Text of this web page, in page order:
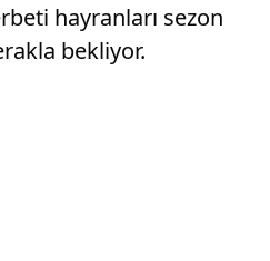
hayranları sezon
bekliyor.